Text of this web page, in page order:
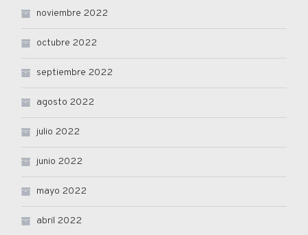
noviembre 2022
octubre 2022
septiembre 2022
agosto 2022
julio 2022
junio 2022
mayo 2022
abril 2022